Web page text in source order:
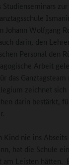
Johann Wolfgang
darin, den
Personal den
Arbeit
das Ganztagsteam
zeichnet sich
darin bestärkt,
Kind nie ins
hat die Schule
am Leisten hätten.